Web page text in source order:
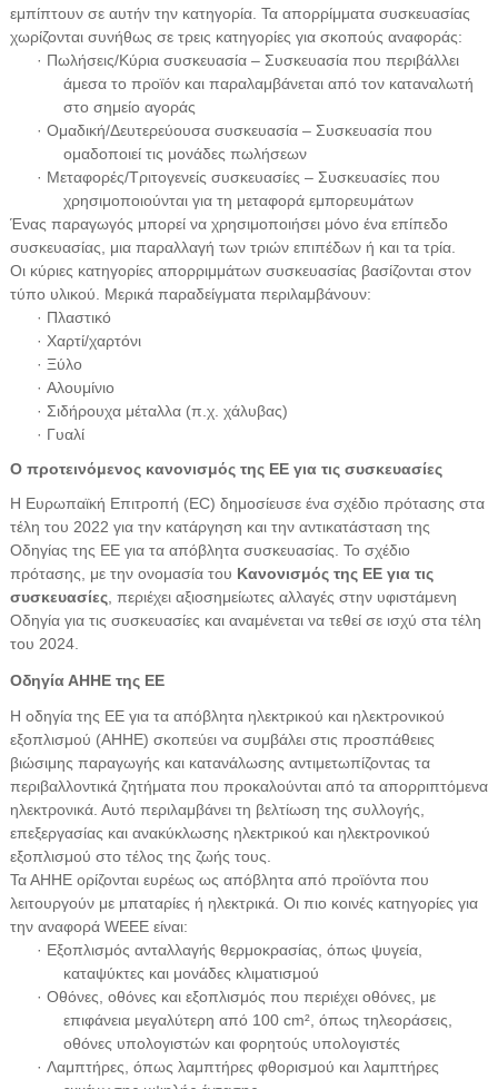
εμπίπτουν σε αυτήν την κατηγορία. Τα απορρίμματα συσκευασίας
χωρίζονται συνήθως σε τρεις κατηγορίες για σκοπούς αναφοράς:
· Πωλήσεις/Κύρια συσκευασία – Συσκευασία που περιβάλλει
άμεσα το προϊόν και παραλαμβάνεται από τον καταναλωτή
στο σημείο αγοράς
· Ομαδική/Δευτερεύουσα συσκευασία – Συσκευασία που
ομαδοποιεί τις μονάδες πωλήσεων
· Μεταφορές/Τριτογενείς συσκευασίες – Συσκευασίες που
χρησιμοποιούνται για τη μεταφορά εμπορευμάτων
Ένας παραγωγός μπορεί να χρησιμοποιήσει μόνο ένα επίπεδο
συσκευασίας, μια παραλλαγή των τριών επιπέδων ή και τα τρία.
Οι κύριες κατηγορίες απορριμμάτων συσκευασίας βασίζονται στον
τύπο υλικού. Μερικά παραδείγματα περιλαμβάνουν:
· Πλαστικό
· Χαρτί/χαρτόνι
· Ξύλο
· Αλουμίνιο
· Σιδήρουχα μέταλλα (π.χ. χάλυβας)
· Γυαλί
Ο προτεινόμενος κανονισμός της ΕΕ για τις συσκευασίες
Η Ευρωπαϊκή Επιτροπή (EC) δημοσίευσε ένα σχέδιο πρότασης στα
τέλη του 2022 για την κατάργηση και την αντικατάσταση της
Οδηγίας της ΕΕ για τα απόβλητα συσκευασίας. Το σχέδιο
πρότασης, με την ονομασία του Κανονισμός της ΕΕ για τις
συσκευασίες, περιέχει αξιοσημείωτες αλλαγές στην υφιστάμενη
Οδηγία για τις συσκευασίες και αναμένεται να τεθεί σε ισχύ στα τέλη
του 2024.
Οδηγία ΑΗΗΕ της ΕΕ
Η οδηγία της ΕΕ για τα απόβλητα ηλεκτρικού και ηλεκτρονικού
εξοπλισμού (ΑΗΗΕ) σκοπεύει να συμβάλει στις προσπάθειες
βιώσιμης παραγωγής και κατανάλωσης αντιμετωπίζοντας τα
περιβαλλοντικά ζητήματα που προκαλούνται από τα απορριπτόμενα
ηλεκτρονικά. Αυτό περιλαμβάνει τη βελτίωση της συλλογής,
επεξεργασίας και ανακύκλωσης ηλεκτρικού και ηλεκτρονικού
εξοπλισμού στο τέλος της ζωής τους.
Τα ΑΗΗΕ ορίζονται ευρέως ως απόβλητα από προϊόντα που
λειτουργούν με μπαταρίες ή ηλεκτρικά. Οι πιο κοινές κατηγορίες για
την αναφορά WEEE είναι:
· Εξοπλισμός ανταλλαγής θερμοκρασίας, όπως ψυγεία,
καταψύκτες και μονάδες κλιματισμού
· Οθόνες, οθόνες και εξοπλισμός που περιέχει οθόνες, με
επιφάνεια μεγαλύτερη από 100 cm², όπως τηλεοράσεις,
οθόνες υπολογιστών και φορητούς υπολογιστές
· Λαμπτήρες, όπως λαμπτήρες φθορισμού και λαμπτήρες